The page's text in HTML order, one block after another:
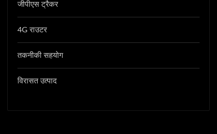
जीपीएस ट्रैकर
4G राउटर
तकनीकी सहयोग
विरासत उत्पाद